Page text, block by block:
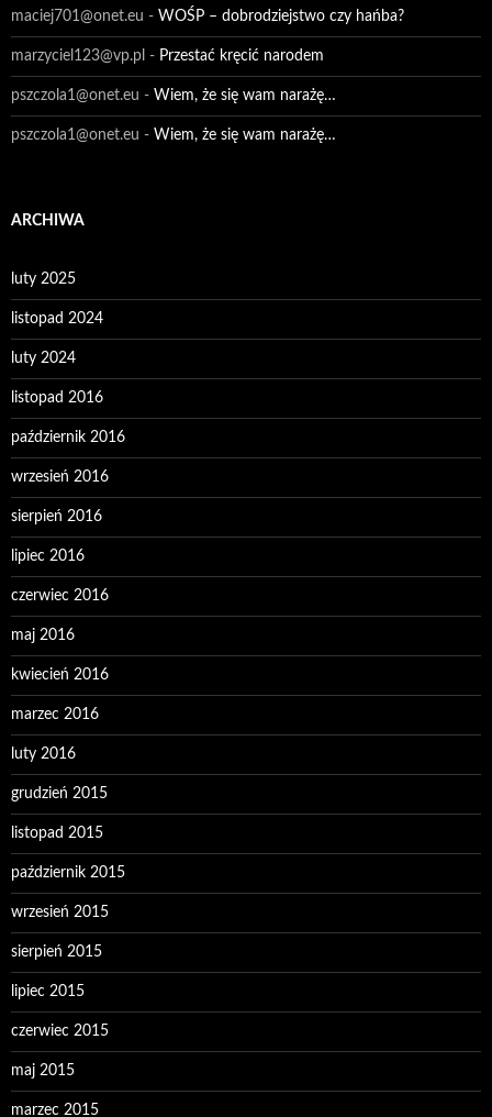
maciej701@onet.eu - WOŚP – dobrodziejstwo czy hańba?
marzyciel123@vp.pl - Przestać kręcić narodem
pszczola1@onet.eu - Wiem, że się wam narażę…
pszczola1@onet.eu - Wiem, że się wam narażę…
ARCHIWA
luty 2025
listopad 2024
luty 2024
listopad 2016
październik 2016
wrzesień 2016
sierpień 2016
lipiec 2016
czerwiec 2016
maj 2016
kwiecień 2016
marzec 2016
luty 2016
grudzień 2015
listopad 2015
październik 2015
wrzesień 2015
sierpień 2015
lipiec 2015
czerwiec 2015
maj 2015
marzec 2015